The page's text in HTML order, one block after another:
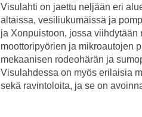
Visulahti on jaettu neljään eri
altaissa, vesiliukumäissä ja
ja Xonpuistoon, jossa viihdytään
moottoripyörien ja mikroautojen
mekaanisen rodeohärän ja
Visulahdessa on myös erilaisia
sekä ravintoloita, ja se on